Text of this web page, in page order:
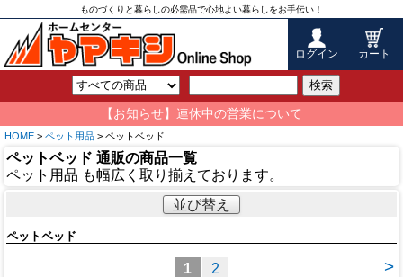
ものづくりと暮らしの必需品で心地よい暮らしをお手伝い！
ログイン カート
検索
【お知らせ】連休中の営業について
HOME > ペット用品 > ペットベッド
ペットベッド 通販の商品一覧
ペット用品 も幅広く取り揃えております。
並び替え
ペットベッド
>
1 2